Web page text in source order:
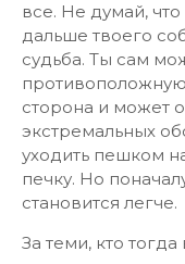
все. Не думай,
дальше твоего
судьба. Ты сам
сторона и может
экстремальных
уходить пешком
печку. Но
становится легче.
За теми, кто